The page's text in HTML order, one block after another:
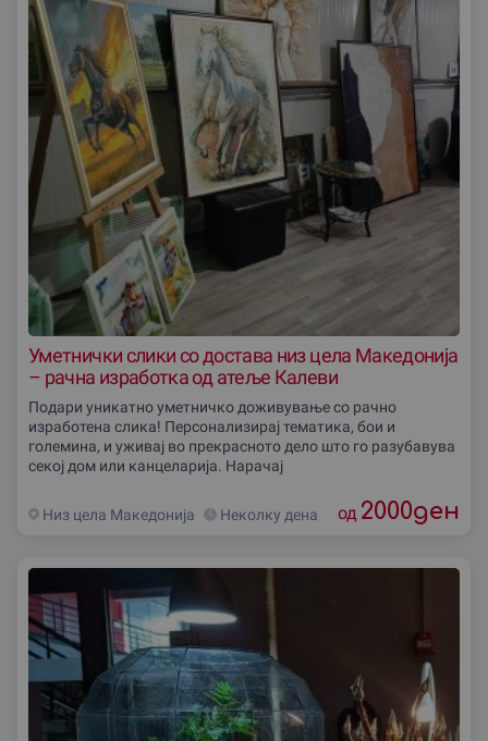
Уметнички слики со достава низ цела Македониjа
– рачна изработка од атеље Калеви
Подари уникатно уметничко доживување со рачно
изработена слика! Персонализирај тематика, бои и
големина, и уживај во прекрасното дело што го разубавува
секој дом или канцеларија. Нарачај
Низ цела Македониjа Неколку дена од 2000ден